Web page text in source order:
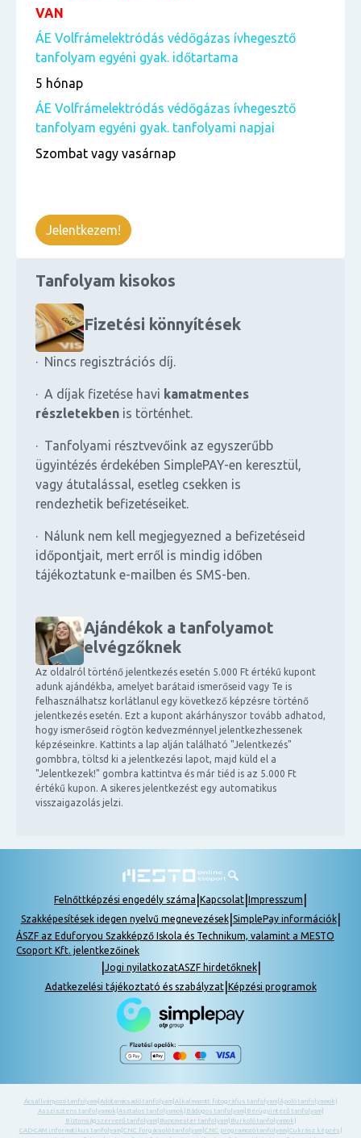
Tanfolyam kisokos
Fizetési könnyítések
· Nincs regisztrációs díj.
· A díjak fizetése havi kamatmentes
részletekben is történhet.
· Tanfolyami résztvevőink az egyszerűbb
ügyintézés érdekében SimplePAY-en keresztül,
vagy átutalással, esetleg csekken is
rendezhetik befizetéseiket.
· Nálunk nem kell megjegyezned a befizetéseid
időpontjait, mert erről is mindig időben
tájékoztatunk e-mailben és SMS-ben.
Ajándékok a tanfolyamot
elvégzőknek
Az oldalról történő jelentkezés esetén 5.000 Ft értékű kupont
adunk ajándékba, amelyet barátaid ismerőseid vagy Te is
felhasználhatsz korlátlanul egy következő képzésre történő
jelentkezés esetén. Ezt a kupont akárhányszor tovább adhatod,
hogy ismerőseid rögtön kedvezménnyel jelentkezhessenek
képzéseinkre. Kattints a lap alján található "Jelentkezés"
gombbra, töltsd ki a jelentkezési lapot, majd küld el a
"Jelentkezek!" gombra kattintva és már tiéd is az 5.000 Ft
értékű kupon. A sikeres jelentkezést egy automatikus
visszaigazolás jelzi.
VAN
ÁE Volfrámelektródás védőgázas ívhegesztő
tanfolyam egyéni gyak. időtartama
5 hónap
ÁE Volfrámelektródás védőgázas ívhegesztő
tanfolyam egyéni gyak. tanfolyami napjai
Szombat vagy vasárnap
Jelentkezem!
Felnőttképzési engedély száma Kapcsolat Impresszum
Szakképesítések idegen nyelvű megnevezések| SimplePay információk|
ÁSZF az Eduforyou Szakképző Iskola és Technikum, valamint a MESTO
Csoport Kft. jelentkezőinek
Jogi nyilatkozatASZF hirdetőknek|
Adatkezelési tájékoztató és szabályzat| Képzési programok
Ácsállványozó tanfolyam| Adótanácsadó tanfolyam| Alkalmazott fotográfus tanfolyam| Ápoló tanfolyamok
Asszisztens tanfolyamok Asztalos tanfolyamok Bádogos tanfolyam| Bérügyintéző tanfolyam|
Biztonságszervező tanfolyam| Boncmester tanfolyam| Burkoló tanfolyamok
CAD-CAM informatikus tanfolyam| CNC forgácsoló tanfolyam| CNC programozó tanfolyam| Cukrász képzés